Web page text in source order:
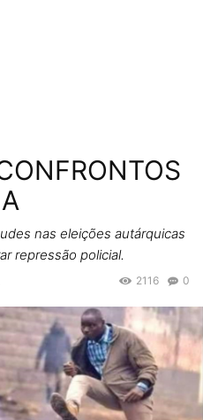
nas eleições autárquicas
repressão policial.
0
2116